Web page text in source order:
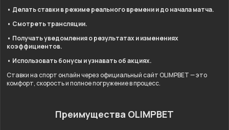
• Делать ставки в режиме реального времени и до начала матча.
• Смотреть трансляции.
• Получать уведомления о результатах и изменениях
коэффициентов.
• Использовать бонусы и узнавать об акциях.
Ставки на спорт онлайн через официальный сайт OLIMPBET — это
комфорт, скорость и полное погружение в процесс.
Преимущества OLIMPBET